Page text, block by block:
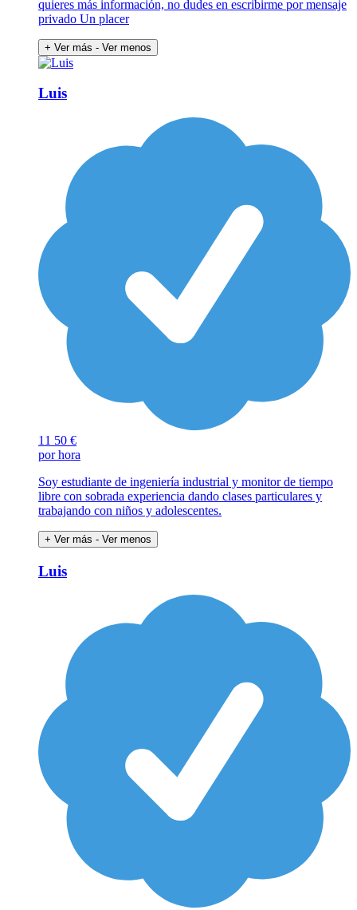
quieres más información, no dudes en escribirme por mensaje
privado Un placer
+ Ver más - Ver menos
Luis
11 50 €
por hora
Soy estudiante de ingeniería industrial y monitor de tiempo
libre con sobrada experiencia dando clases particulares y
trabajando con niños y adolescentes.
+ Ver más - Ver menos
Luis